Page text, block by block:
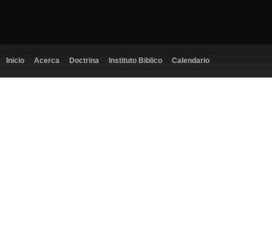
Inicio Acerca Doctrina Instituto Biblico Calendario